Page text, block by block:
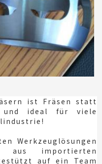
ist Fräsen statt
und ideal für viele
Werkzeuglösungen
aus importierten
auf ein Team